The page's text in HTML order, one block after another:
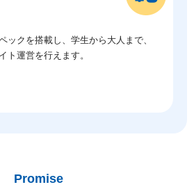
ックを搭載し、学生から大人まで、
ト運営を行えます。
Promise